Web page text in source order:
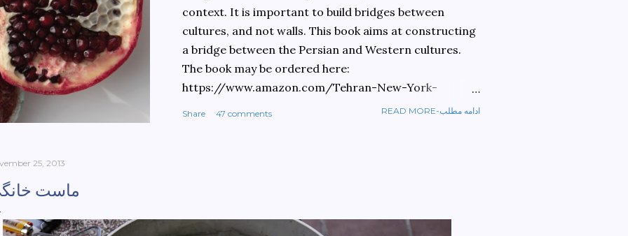
context. It is important to build bridges between
cultures, and not walls. This book aims at constructing
a bridge between the Persian and Western cultures.
The book may be ordered here:
https://www.amazon.com/Tehran-New-York-
Share 47 comments READ MORE-ادامه مطلب
25, 2013
ماست